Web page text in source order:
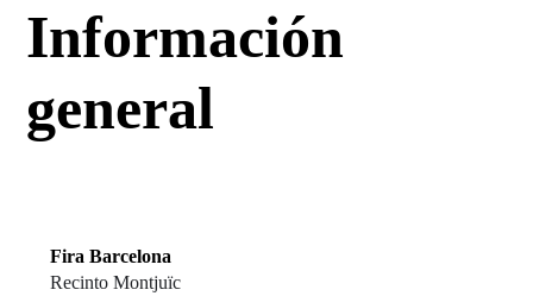
Información
general
Fira Barcelona
Recinto Montjuïc